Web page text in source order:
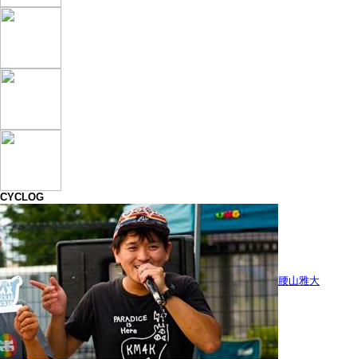
CYCLOG
腰山雅大